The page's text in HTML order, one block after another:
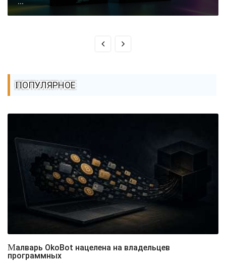
ПОПУЛЯРНОЕ
Малварь OkoBot нацелена на владельцев
программных